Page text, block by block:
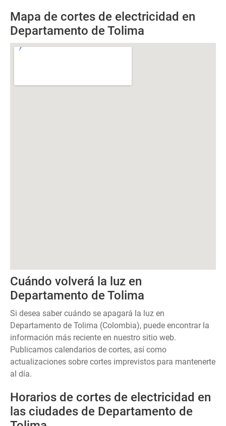
Mapa de cortes de electricidad en
Departamento de Tolima
Cuándo volverá la luz en
Departamento de Tolima
Si desea saber cuándo se apagará la luz en
Departamento de Tolima (Colombia), puede encontrar la
información más reciente en nuestro sitio web.
Publicamos calendarios de cortes, así como
actualizaciones sobre cortes imprevistos para mantenerte
al día.
Horarios de cortes de electricidad en
las ciudades de Departamento de